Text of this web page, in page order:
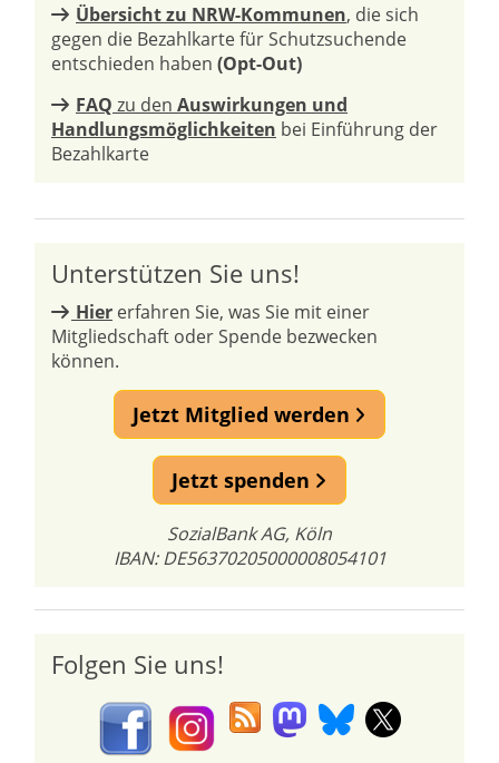
Übersicht zu NRW-Kommunen, die sich
gegen die Bezahlkarte für Schutzsuchende
entschieden haben (Opt-Out)
FAQ zu den Auswirkungen und
Handlungsmöglichkeiten bei Einführung der
Bezahlkarte
Unterstützen Sie uns!
Hier erfahren Sie, was Sie mit einer
Mitgliedschaft oder Spende bezwecken
können.
Jetzt Mitglied werden
Jetzt spenden
SozialBank AG, Köln
IBAN: DE56370205000008054101
Folgen Sie uns!